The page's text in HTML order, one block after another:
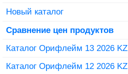
Новый каталог
Сравнение цен продуктов
Каталог Орифлейм 13 2026 KZ
Каталог Орифлейм 12 2026 KZ